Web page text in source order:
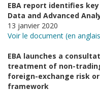
EBA report identifies
Data and Advanced
13 janvier 2020
Voir le document (en
EBA launches a
treatment of non-
foreign-exchange risk
framework